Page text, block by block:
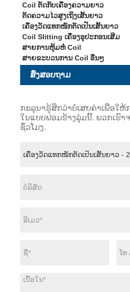
Coil ຕັດກັບເຄື່ອງຄວາມຍາວ
ຕັດຄວາມໄວສູງເຖິງເສັ້ນຍາວ
ເຄື່ອງວັດແທກໜັກຕັດເປັນເສັ້ນຍາວ
Coil Slitting ເຄື່ອງອຸປະກອນເສີມ
ສາຍການຫຸ້ມຫໍ່ Coil
ສາຍຂະບວນການ Coil ອື່ນໆ
ສົ່ງສອບຖາມ
ກະລຸນາຮູ້ສຶກວ່າບໍ່ເສຍຄ່າເພື່ອໃຫ້
ໃນແບບຟອມຂ້າງລຸ່ມນີ້. ພວກເຮົາ
ຊົ່ວໂມງ.